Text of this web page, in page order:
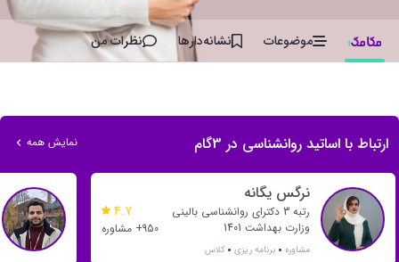
موضوعات نشانه‌دار‌ها نظرات من
ارتباط با اساتید روانشناسی در 3گام نمایش همه
نرگس یگانه
رتبه 3 دکترای روانشناسی بالینی
وزارت بهداشت 1401
مشاوره برنامه ریزی کلاس
4.7
950+ مشاوره